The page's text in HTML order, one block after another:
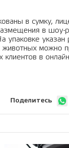
в сумку,
в шоу-
указан
животных можно
в
Поделитесь